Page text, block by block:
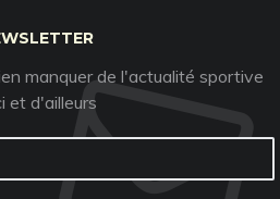
manquer de l'actualité sportive
et d'ailleurs